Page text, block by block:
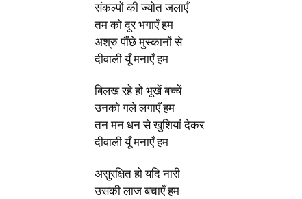
संकल्पों की ज्योत जलाएँ
तम को दूर भगाएँ हम
अश्रु पौंछे मुस्कानों से
दीवाली यूँ मनाएँ हम
बिलख रहे हो भूखें बच्चें
उनको गले लगाएँ हम
तन मन धन से खुशियां देकर
दीवाली यूँ मनाएँ हम
असुरक्षित हो यदि नारी
उसकी लाज बचाएँ हम